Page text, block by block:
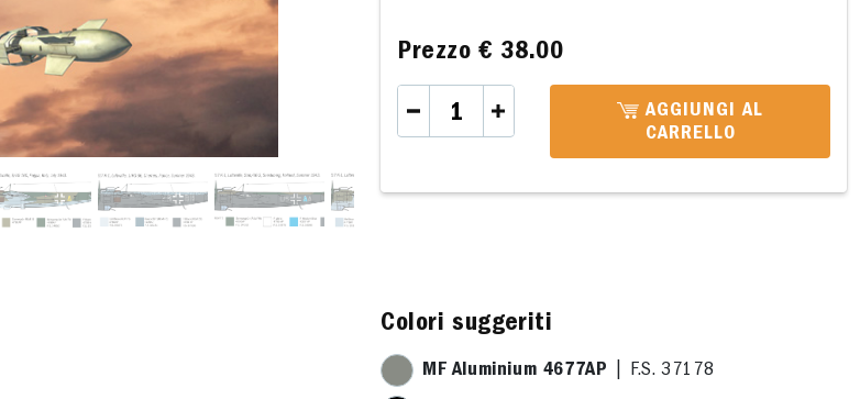
Prezzo€ 38.00
AGGIUNGI AL
CARRELLO
Colori suggeriti
MF Aluminium 4677AP | F.S. 37178